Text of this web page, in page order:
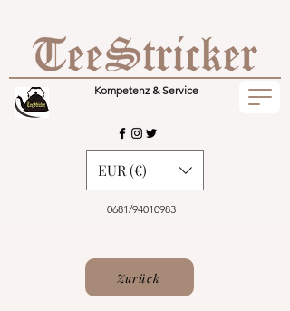
Kompetenz & Service
0681/94010983
EUR (€)
Zurück